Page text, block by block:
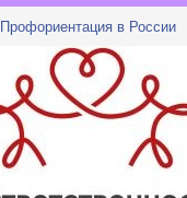
Профориентация в России